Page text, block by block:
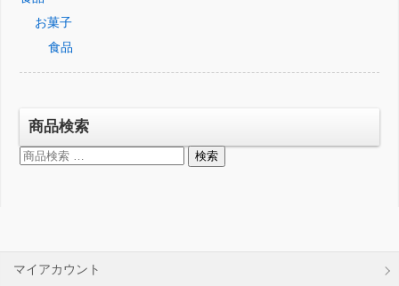
お菓子
食品
商品検索
検
検索
マイアカウント